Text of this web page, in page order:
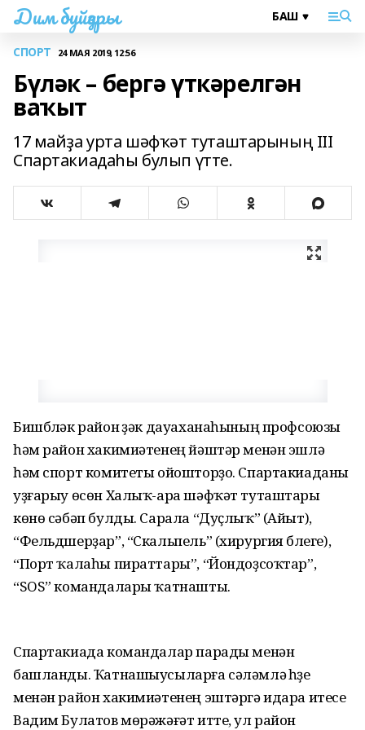
Дим буйҙары
СПОРТ 24 МАЯ 2019, 12:56
Бүләк – бергә үткәрелгән
ваҡыт
17 майҙа урта шәфҡәт туташтарының III
Спартакиадаһы булып үтте.
Бишбүләк район үҙәк дауаханаһының профсоюзы
һәм район хакимиәтенең йәштәр менән эшләү
һәм спорт комитеты ойошторҙо. Спартакиаданы
уҙғарыу өсөн Халыҡ-ара шәфҡәт туташтары
көнө сәбәп булды. Сарала “Дуҫлыҡ” (Айыт),
“Фельдшерҙар”, “Скальпель” (хирургия бүлеге),
“Порт ҡалаһы пираттары”, “Йондоҙсоҡтар”,
“SOS” командалары ҡатнашты.
Спартакиада командалар парады менән
башланды. Ҡатнашыусыларға сәләмләү һүҙе
менән район хакимиәтенең эштәргә идара итеүсе
Вадим Булатов мөрәжәғәт итте, ул район